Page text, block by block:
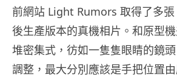
前網站 Light Rumors 取得了多
後生產版本的真機相片。和原型
堆密集式，彷如一隻隻眼睛的鏡
調整，最大分別應該是手把位置